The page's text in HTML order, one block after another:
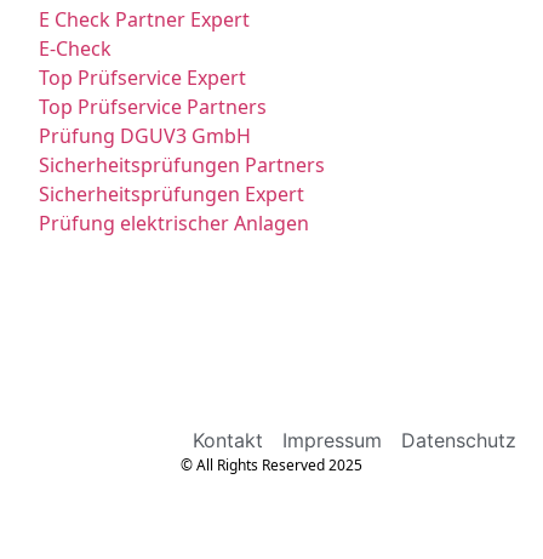
E Check Partner Expert
E-Check
Top Prüfservice Expert
Top Prüfservice Partners
Prüfung DGUV3 GmbH
Sicherheitsprüfungen Partners
Sicherheitsprüfungen Expert
Prüfung elektrischer Anlagen
Kontakt Impressum Datenschutz
© All Rights Reserved 2025